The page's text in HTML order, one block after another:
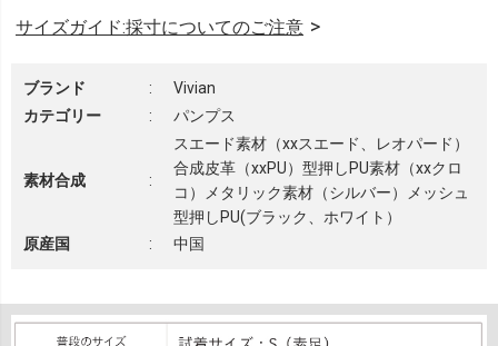
サイズガイド:採寸についてのご注意
ブランド :
Vivian
カテゴリー
: パンプス
素材合成 :
スエード素材（xxスエード、レオパード）
合成皮革（xxPU）型押しPU素材（xxクロ
コ）メタリック素材（シルバー）メッシュ
型押しPU(ブラック、ホワイト）
原産国
: 中国